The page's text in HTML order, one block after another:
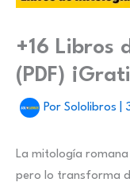
+16 Libros
(PDF)
Por Sololibros
La mitología
pero lo transforma